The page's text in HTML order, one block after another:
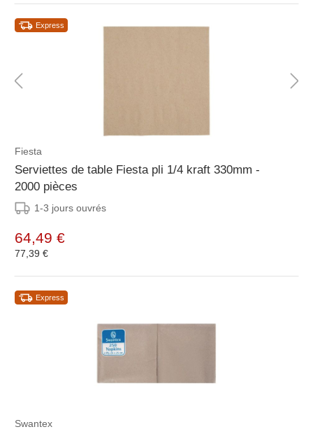
Express
Fiesta
Serviettes de table Fiesta pli 1/4 kraft 330mm -
2000 pièces
1-3 jours ouvrés
64,49 €
77,39 €
Express
Swantex